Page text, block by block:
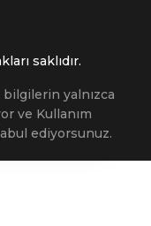
saklıdır.
yalnızca
ve Kullanım
ediyorsunuz.